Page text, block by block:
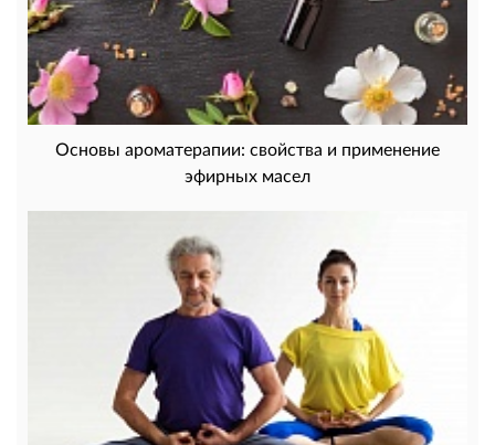
Основы ароматерапии: свойства и применение
эфирных масел